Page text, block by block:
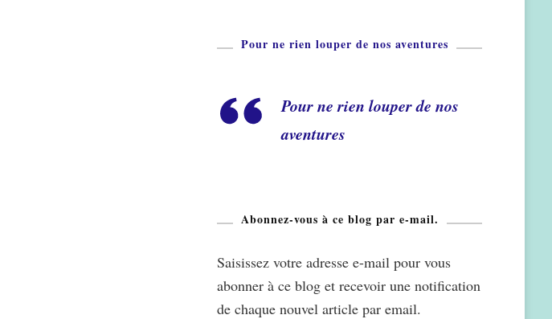
Pour ne rien louper de nos aventures
Pour ne rien louper de nos
aventures
Abonnez-vous à ce blog par e-mail.
Saisissez votre adresse e-mail pour vous
abonner à ce blog et recevoir une notification
de chaque nouvel article par email.